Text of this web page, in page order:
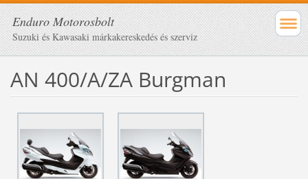
Enduro Motorosbolt
Suzuki és Kawasaki márkakereskedés és szerviz
AN 400/A/ZA Burgman